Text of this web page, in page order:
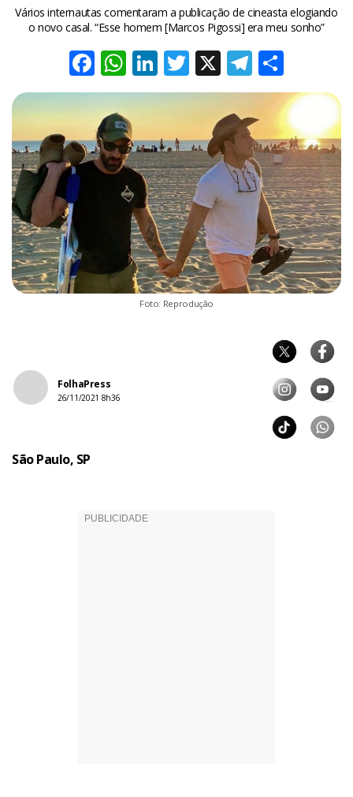
Vários internautas comentaram a publicação de cineasta elogiando
o novo casal. “Esse homem [Marcos Pigossi] era meu sonho”
Facebook
WhatsApp
LinkedIn
Twitter
X
Foto: Reprodução
FolhaPress
26/11/2021 8h36
São Paulo, SP